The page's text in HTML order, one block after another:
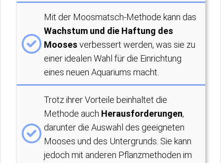
Mit der Moosmatsch-Methode kann das
Wachstum und die Haftung des
Mooses verbessert werden, was sie zu
einer idealen Wahl für die Einrichtung
eines neuen Aquariums macht.
Trotz ihrer Vorteile beinhaltet die
Methode auch Herausforderungen,
darunter die Auswahl des geeigneten
Mooses und des Untergrunds. Sie kann
jedoch mit anderen Pflanzmethoden im